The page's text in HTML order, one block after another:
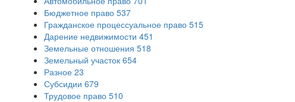
Бюджетное право 537
Гражданское процессуальное право 515
Дарение недвижимости 451
Земельные отношения 518
Земельный участок 654
Разное 23
Субсидии 679
Трудовое право 510